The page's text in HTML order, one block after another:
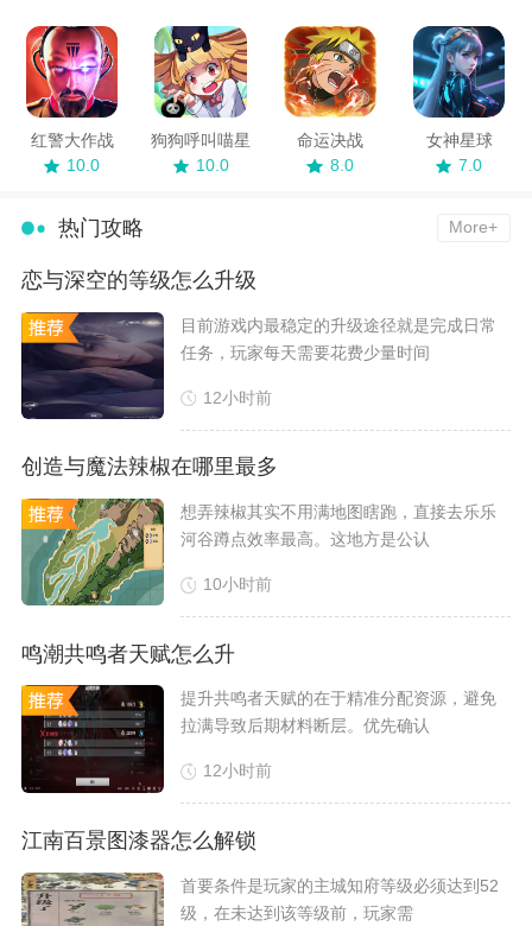
红警大作战
10.0
狗狗呼叫喵星
10.0
命运决战
8.0
女神星球
7.0
热门攻略 More+
恋与深空的等级怎么升级
​目前游戏内最稳定的升级途径就是完成日常
任务，玩家每天需要花费少量时间
12小时前
创造与魔法辣椒在哪里最多
​想弄辣椒其实不用满地图瞎跑，直接去乐乐
河谷蹲点效率最高。这地方是公认
10小时前
鸣潮共鸣者天赋怎么升
​提升共鸣者天赋的在于精准分配资源，避免
拉满导致后期材料断层。优先确认
12小时前
江南百景图漆器怎么解锁
​首要条件是玩家的主城知府等级必须达到52
级，在未达到该等级前，玩家需